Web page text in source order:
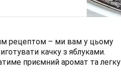
рецептом – ми вам у цьому
качку з яблуками.
приємний аромат та легку